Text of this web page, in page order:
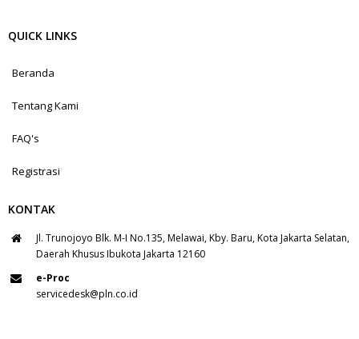
QUICK LINKS
Beranda
Tentang Kami
FAQ's
Registrasi
KONTAK
Jl. Trunojoyo Blk. M-I No.135, Melawai, Kby. Baru, Kota Jakarta Selatan,
Daerah Khusus Ibukota Jakarta 12160
e-Proc
servicedesk@pln.co.id